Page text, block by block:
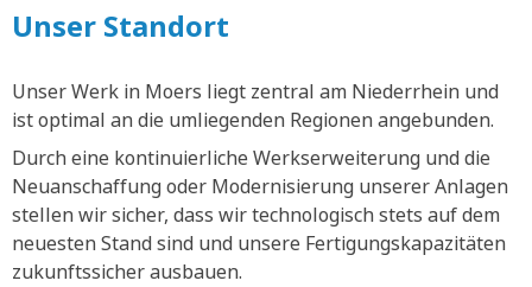
Unser Standort
Unser Werk in Moers liegt zentral am Niederrhein und
ist optimal an die umliegenden Regionen angebunden.
Durch eine kontinuierliche Werkserweiterung und die
Neuanschaffung oder Modernisierung unserer Anlagen
stellen wir sicher, dass wir technologisch stets auf dem
neuesten Stand sind und unsere Fertigungskapazitäten
zukunftssicher ausbauen.